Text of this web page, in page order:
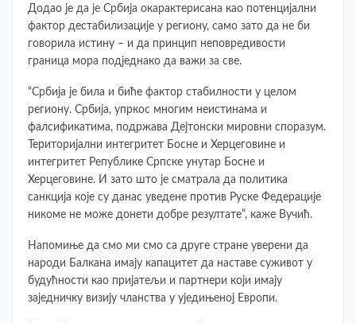
Додао је да је Србија окарактерисана као потенцијални
фактор дестабилизације у региону, само зато да не би
говорила истину – и да принцип неповредивости
граница мора подједнако да важи за све.
“Србија је била и биће фактор стабилности у целом
региону. Србија, упркос многим неистинама и
фалсификатима, подржава Дејтонски мировни споразум.
Територијални интегритет Босне и Херцеговине и
интегритет Републике Српске унутар Босне и
Херцеговине. И зато што је сматрала да политика
санкција које су данас уведене против Руске Федерације
никоме не може донети добре резултате”, каже Вучић.
Напомиње да смо ми смо са друге стране уверени да
народи Балкана имају капацитет да наставе суживот у
будућности као пријатељи и партнери који имају
заједничку визију чланства у уједињеној Европи.